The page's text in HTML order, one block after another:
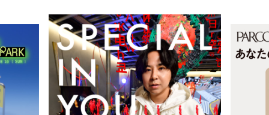
レストラン・カフェ
TAX FREE
PARCOメンバーズ
ภาษาไทย
日本語